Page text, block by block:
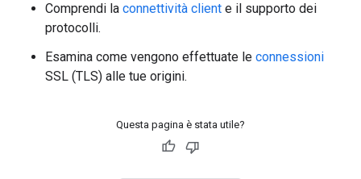
Comprendi la connettività client e il supporto dei
protocolli.
Esamina come vengono effettuate le connessioni
SSL (TLS) alle tue origini.
Questa pagina è stata utile?